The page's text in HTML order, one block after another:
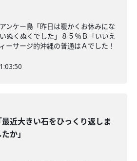
ンケー島「昨日は暖かくお休みにな
ぬくぬくでした」８５％Ｂ「いいえ
ーサージ的沖縄の普通はＡでした！
最近大きい石をひっくり返しま
たか」